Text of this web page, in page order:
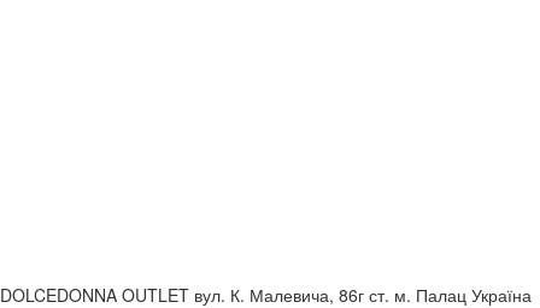
DOLCEDONNA OUTLET вул. К. Малевича, 86г ст. м. Палац Україна